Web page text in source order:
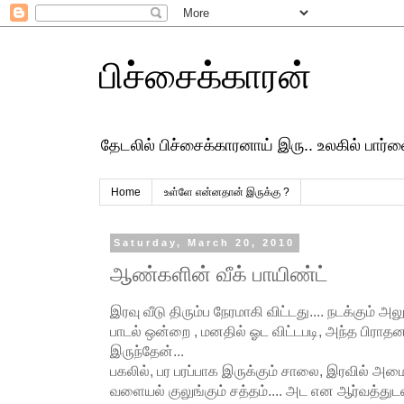
பிச்சைக்காரன்
தேடலில் பிச்சைக்காரனாய் இரு.. உலகில்
Home உள்ளே என்னதான் இருக்கு ?
Saturday, March 20, 2010
ஆண்களின் வீக் பாயிண்ட்
இரவு வீடு திரும்ப நேரமாகி விட்டது.... நடக்கும்
பாடல் ஒன்றை , மனதில் ஓட விட்டபடி, அந்த
இருந்தேன்...
பகலில், பர பரப்பாக இருக்கும் சாலை, இரவில்
வளையல் குலுங்கும் சத்தம்.... அட என